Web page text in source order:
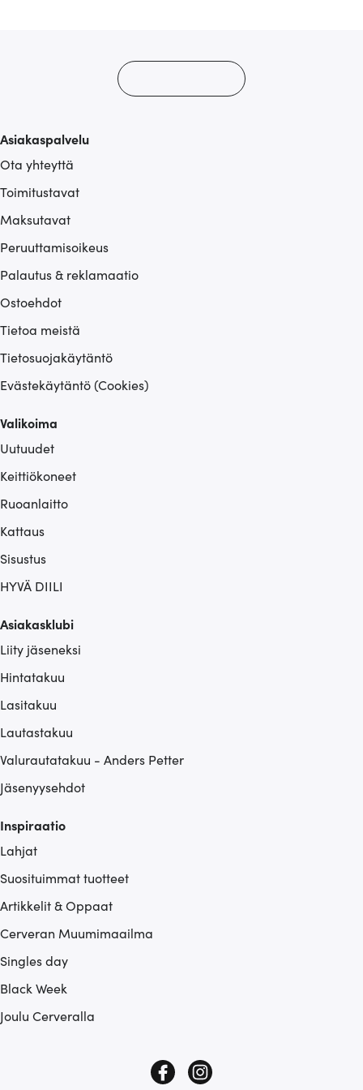
kerätty, kun olet käyttänyt heidän palvelujaan.
Asiakaspalvelu
Ota yhteyttä
Toimitustavat
Maksutavat
Peruuttamisoikeus
Palautus & reklamaatio
Ostoehdot
Tietoa meistä
Tietosuojakäytäntö
Evästekäytäntö (Cookies)
Valikoima
Uutuudet
Keittiökoneet
Ruoanlaitto
Kattaus
Sisustus
HYVÄ DIILI
Asiakasklubi
Liity jäseneksi
Hintatakuu
Lasitakuu
Lautastakuu
Valurautatakuu - Anders Petter
Jäsenyysehdot
Inspiraatio
Lahjat
Suosituimmat tuotteet
Artikkelit & Oppaat
Cerveran Muumimaailma
Singles day
Black Week
Joulu Cerveralla